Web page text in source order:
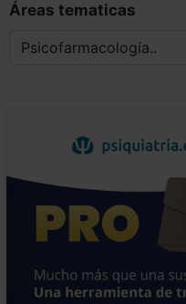
Áreas tematicas